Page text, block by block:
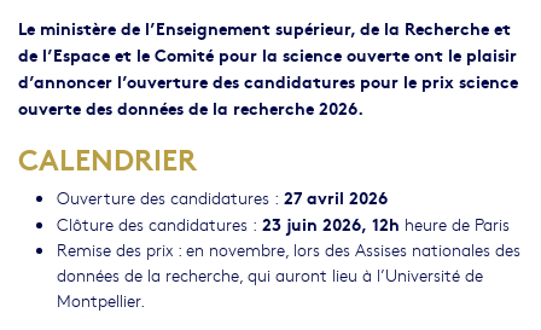
Le ministère de l’Enseignement supérieur, de la Recherche et
de l’Espace et le Comité pour la science ouverteont le plaisir
d’annoncer l’ouverture des candidatures pour le prix science
ouverte des données de la recherche 2026.
CALENDRIER
Ouverture des candidatures : 27 avril 2026
Clôture des candidatures : 23 juin 2026, 12h heure de Paris
Remise des prix : en novembre, lors des Assises nationales des
données de la recherche, qui auront lieu à l’Université de
Montpellier.